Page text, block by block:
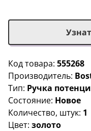
Код товара: 555268
Производитель:
Тип: Ручка
Состояние: Новое
Количество, штук: 1
Цвет: золото